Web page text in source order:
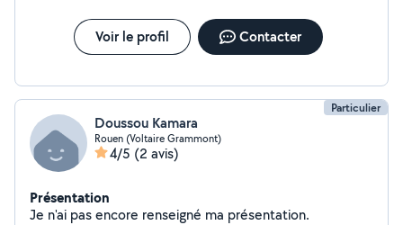
Voir le profil Contacter
Particulier
Doussou Kamara
Rouen (Voltaire Grammont)
4/5 (2 avis)
Présentation
Je n'ai pas encore renseigné ma présentation.